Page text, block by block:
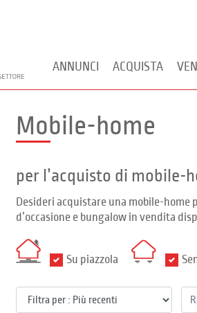
ANNUNCI ACQUISTA
Mobile-home
per l’acquisto di mobile-
Desideri acquistare una mobile-home
d’occasione e bungalow in vendita
Su piazzola